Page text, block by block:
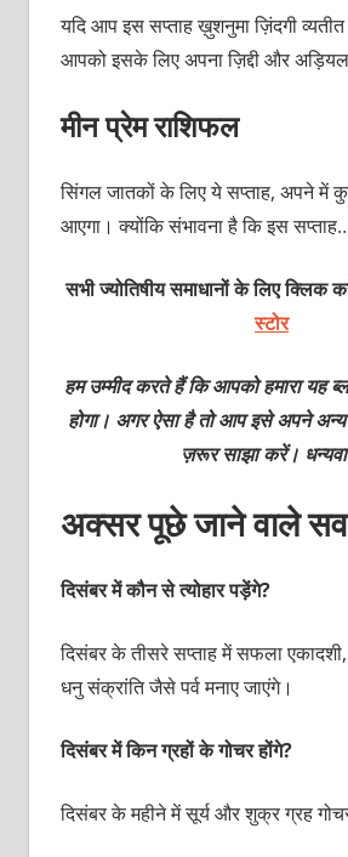
यदि आप इस सप्ताह ख़ुशनुमा ज़िंदगी
आपको इसके लिए अपना ज़िद्दी और
मीन प्रेम राशिफल
सिंगल जातकों के लिए ये सप्ताह, अपने में
आएगा। क्योंकि संभावना है कि इस
सभी ज्योतिषीय समाधानों के लिए क्लिक
स्टोर
हम उम्मीद करते हैं कि आपको हमारा यह
होगा। अगर ऐसा है तो आप इसे अपने
ज़रूर साझा करें।
अक्सर पूछे जाने वाले
दिसंबर में कौन से त्योहार पड़ेंगे?
दिसंबर के तीसरे सप्ताह में सफला एकादशी,
धनु संक्रांति जैसे पर्व मनाए जाएंगे।
दिसंबर में किन ग्रहों के गोचर होंगे?
दिसंबर के महीने में सूर्य और शुक्र ग्रह